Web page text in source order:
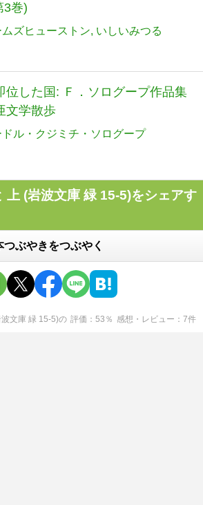
3巻)
ムズヒューストン いしいみつる
位した国: Ｆ．ソログープ作品集
文学散歩
ドル・クジミチ・ソログープ
上 (岩波文庫 緑 15-5)をシェアす
つぶやきをつぶやく
文庫 緑 15-5)の 評価 53 ％ 感想・レビュー 7件